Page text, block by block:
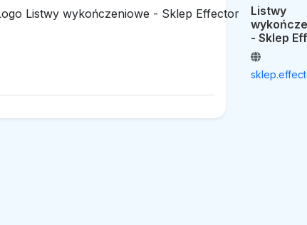
Listwy
- Sklep